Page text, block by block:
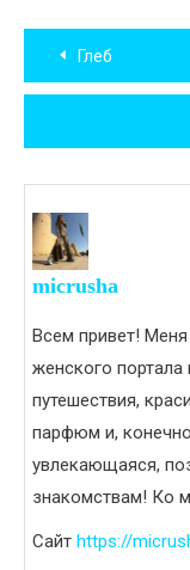
Навигация
по
записям
Глеб
micrusha
Всем привет!
женского
путешествия,
парфюм и,
увлекающаяся,
знакомствам! Ко
Сайт https://